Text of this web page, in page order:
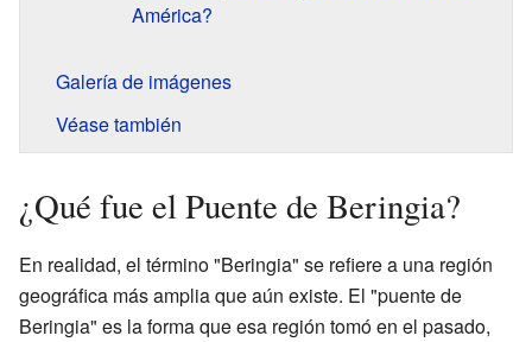
América?
Galería de imágenes
Véase también
¿Qué fue el Puente de Beringia?
En realidad, el término "Beringia" se refiere a una región
geográfica más amplia que aún existe. El "puente de
Beringia" es la forma que esa región tomó en el pasado,